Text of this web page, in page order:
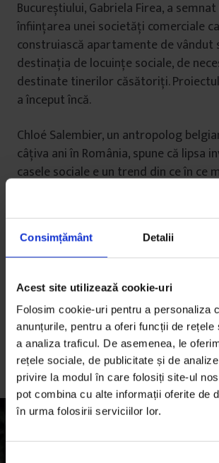
Consimțământ Detalii
Acest site utilizează cookie-uri
Folosim cookie-uri pentru a personaliza
anunțurile, pentru a oferi funcții de rețele
a analiza traficul. De asemenea, le
rețele sociale, de publicitate și de
privire la modul în care folosiți site-ul
pot combina cu alte informații oferite de
în urma folosirii serviciilor lor.
Bucureștiului, Gabriela Firea, a
înființarea unei societăți comerciale
construiască apartamente de vândut
destinația de locuințe sociale, de
destinate tinerilor căsătoriți.
a început încă.
Chloé Salembier, un antropolog
câțiva ani în România, spune că lipsa
casele sociale e un trend din ce în ce
Europa, susținut de ideea meritului
o ideologie foarte încrustată în
oamenii cred că toată lumea e egală la
Dar dacă ai fost născut într-o familie
oamenii nu au prea fost la școală,
persoane într-o casă, cu siguranță nu
șansă ca și copiii născuți în familii cu
părinți care au fost la școală.”